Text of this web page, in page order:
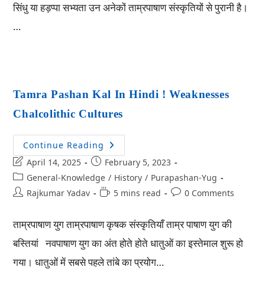
सिंधु या हड़प्पा सभ्यता उन अनेकों ताम्रपाषाण संस्कृतियों से पुरानी है।
…
Tamra Pashan Kal In Hindi ! Weaknesses
Chalcolithic Cultures
Continue Reading
April 14, 2025
February 5, 2023
General-Knowledge / History / Purapashan-Yug
Rajkumar Yadav
5 mins read 0 Comments
ताम्रपाषाण युग ताम्रपाषाण कृषक संस्कृतियाँ ताम्र पाषाण युग की
बस्तियां नवपाषाण युग का अंत होते होते धातुओं का इस्तेमाल शुरू हो
गया। धातुओं में सबसे पहले तांबे का प्रयोग…